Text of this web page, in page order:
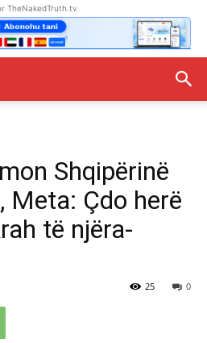
TheNakedTruth.tv
Shqipërinë
Meta: Çdo herë
të njëra-
0
25